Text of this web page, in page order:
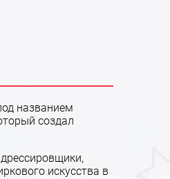
названием
создал
искусства в